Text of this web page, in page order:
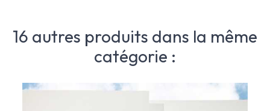
16 autres produits dans la même
catégorie :